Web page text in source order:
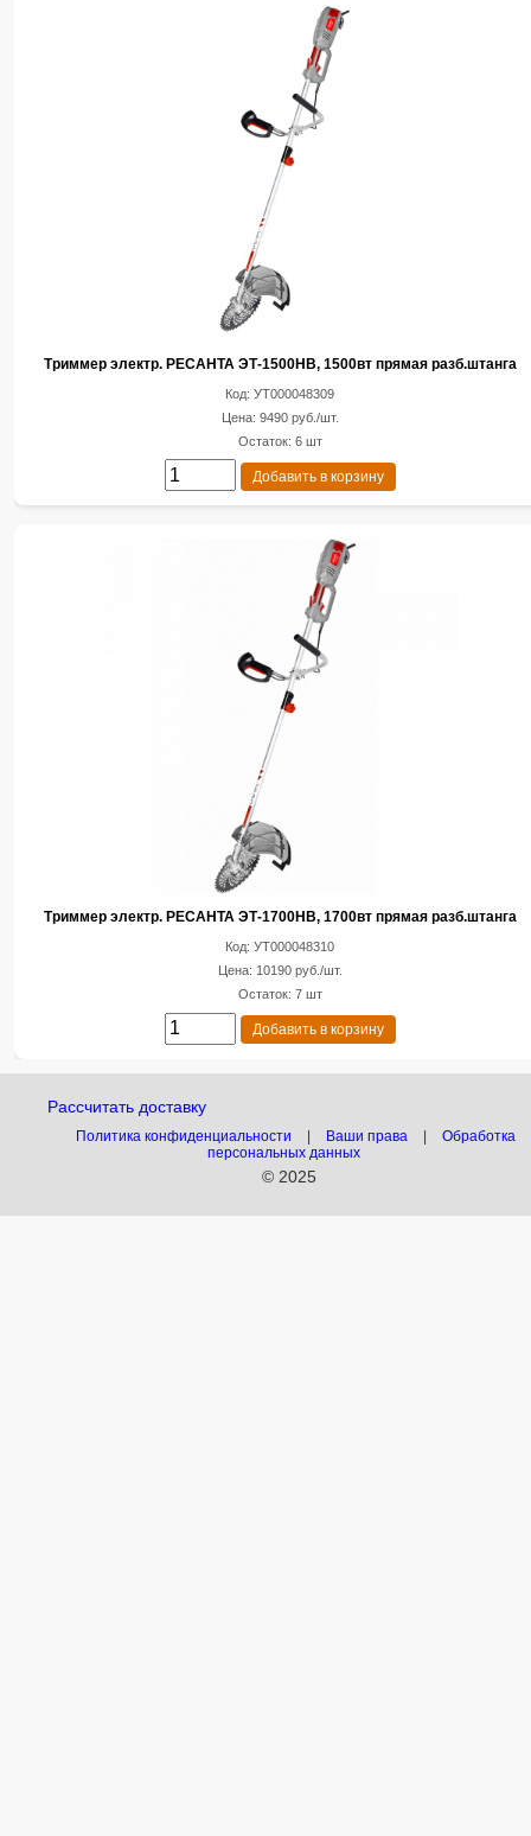
Триммер электр. РЕСАНТА ЭТ-1500НВ, 1500вт прямая разб.штанга
Код: УТ000048309
Цена: 9490 руб./шт.
Остаток: 6 шт
Добавить в корзину
Триммер электр. РЕСАНТА ЭТ-1700НВ, 1700вт прямая разб.штанга
Код: УТ000048310
Цена: 10190 руб./шт.
Остаток: 7 шт
Добавить в корзину
Рассчитать доставку
Политика конфиденциальности Ваши права
Обработка
персональных данных
© 2025